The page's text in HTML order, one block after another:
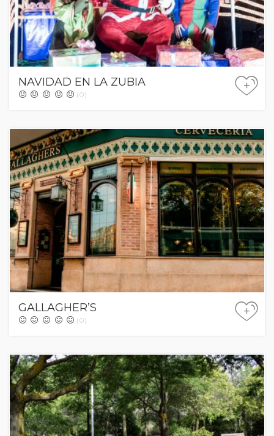
NAVIDAD EN LA ZUBIA
(0)
+
GALLAGHER’S
(0)
+